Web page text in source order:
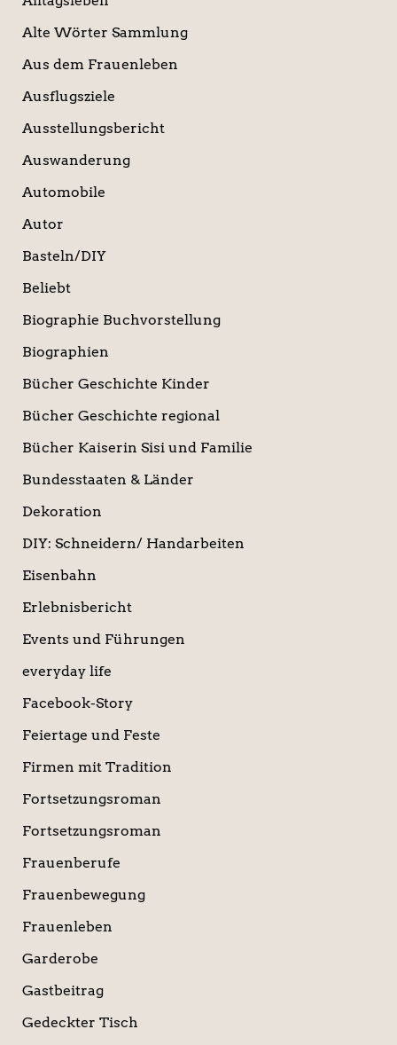
Alte Wörter Sammlung
Aus dem Frauenleben
Ausflugsziele
Ausstellungsbericht
Auswanderung
Automobile
Autor
Basteln/DIY
Beliebt
Biographie Buchvorstellung
Biographien
Bücher Geschichte Kinder
Bücher Geschichte regional
Bücher Kaiserin Sisi und Familie
Bundesstaaten & Länder
Dekoration
DIY: Schneidern/ Handarbeiten
Eisenbahn
Erlebnisbericht
Events und Führungen
everyday life
Facebook-Story
Feiertage und Feste
Firmen mit Tradition
Fortsetzungsroman
Fortsetzungsroman
Frauenberufe
Frauenbewegung
Frauenleben
Garderobe
Gastbeitrag
Gedeckter Tisch